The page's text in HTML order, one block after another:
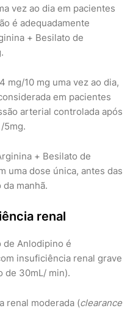
vez ao dia em pacientes
é adequadamente
+ Besilato de
mg/10 mg uma vez ao dia,
em pacientes
arterial controlada após
5mg.
+ Besilato de
uma dose única, antes das
manhã.
renal
Anlodipino é
insuficiência renal grave
de 30mL/ min).
renal moderada (clearance